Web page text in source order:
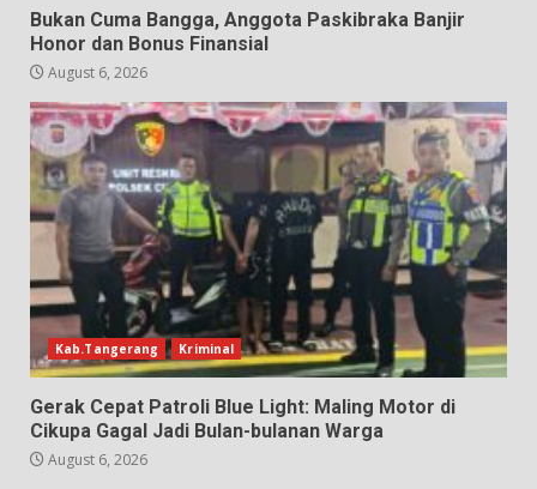
Bukan Cuma Bangga, Anggota Paskibraka Banjir
Honor dan Bonus Finansial
August 6, 2026
Kab.Tangerang Kriminal
Gerak Cepat Patroli Blue Light: Maling Motor di
Cikupa Gagal Jadi Bulan-bulanan Warga
August 6, 2026